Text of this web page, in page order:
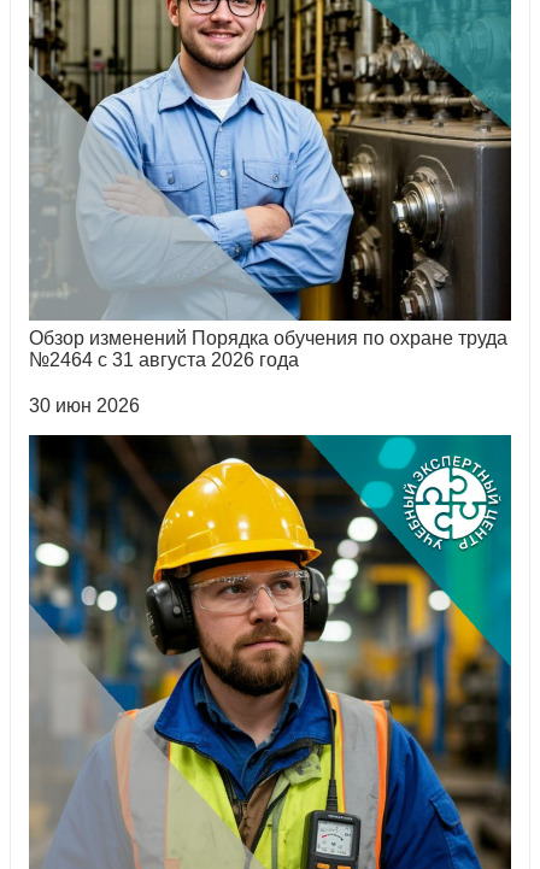
Обзор изменений Порядка обучения по охране труда
№2464 с 31 августа 2026 года
30 июн 2026